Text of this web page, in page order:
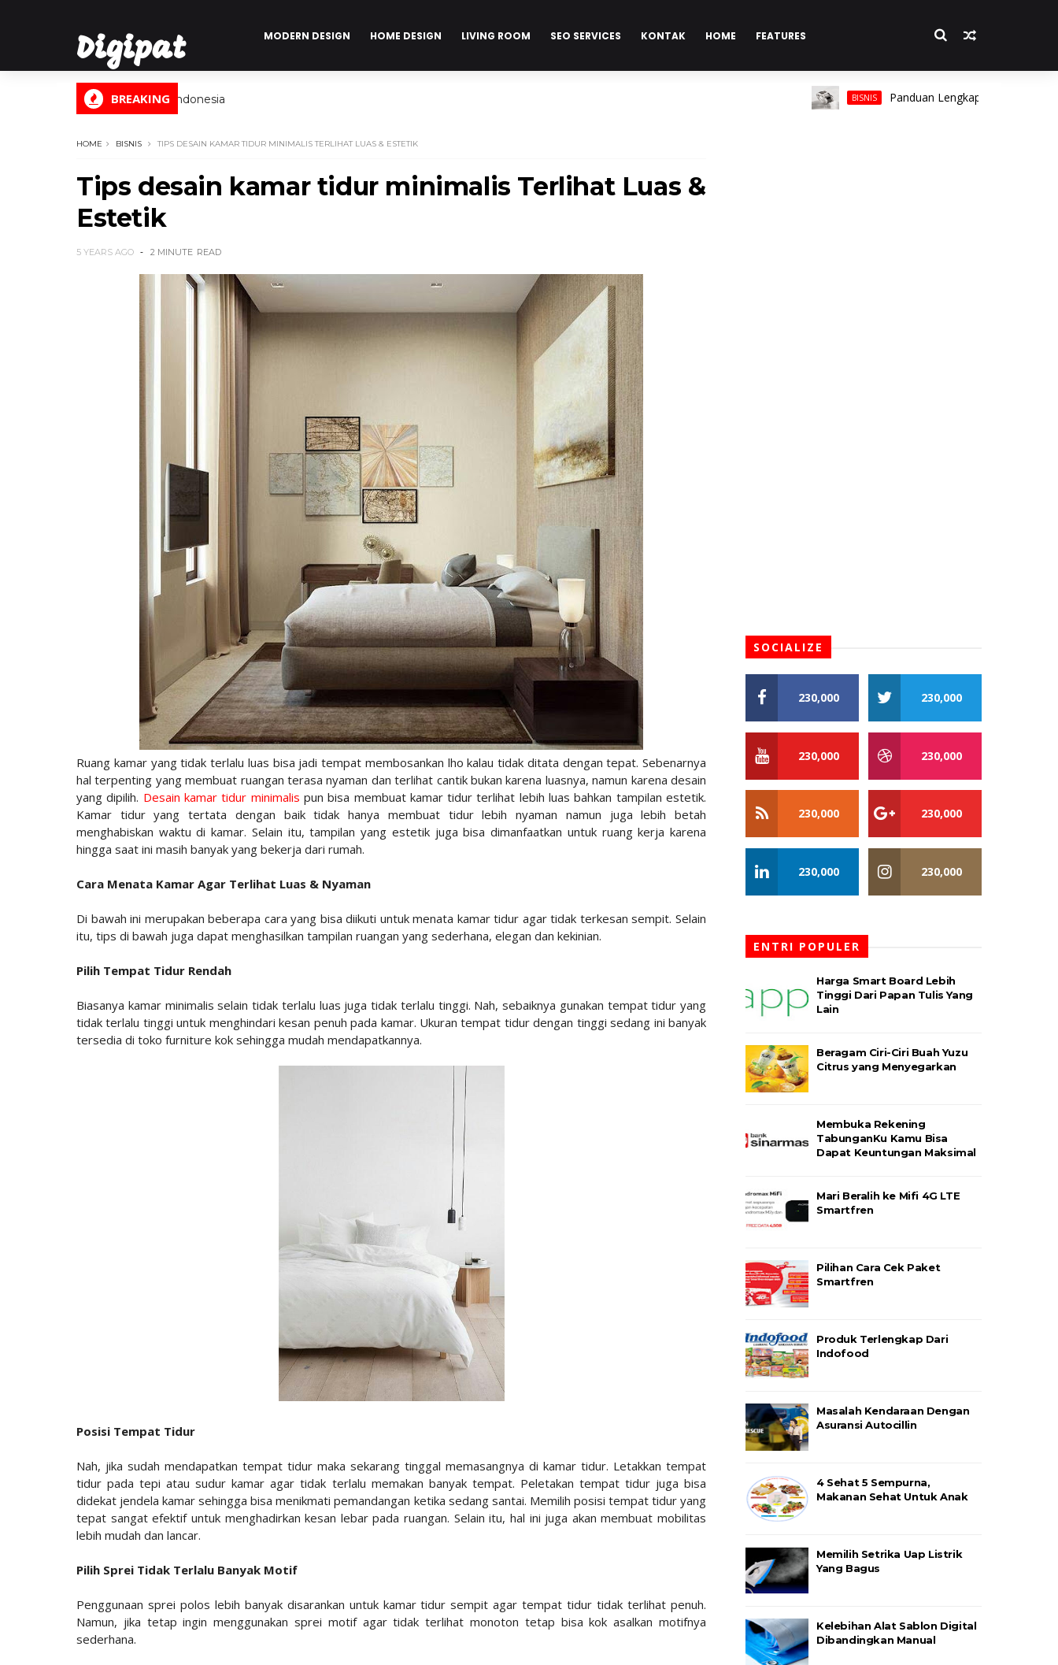
Digipat
Digital Informasi Indonesia
MODERN DESIGN HOME DESIGN LIVING ROOM SEO SERVICES KONTAK HOME FEATURES
BREAKING BISNIS Panduan Lengkap Memilih Cincin Pria
HOME BISNIS TIPS DESAIN KAMAR TIDUR MINIMALIS TERLIHAT LUAS & ESTETIK
Tips desain kamar tidur minimalis Terlihat Luas &
Estetik
5 YEARS AGO 2 MINUTE READ
Ruang kamar yang tidak terlalu luas bisa jadi tempat membosankan lho kalau tidak ditata dengan tepat. Sebenarnya
hal terpenting yang membuat ruangan terasa nyaman dan terlihat cantik bukan karena luasnya, namun karena desain
yang dipilih. Desain kamar tidur minimalis pun bisa membuat kamar tidur terlihat lebih luas bahkan tampilan estetik.
Kamar tidur yang tertata dengan baik tidak hanya membuat tidur lebih nyaman namun juga lebih betah
menghabiskan waktu di kamar. Selain itu, tampilan yang estetik juga bisa dimanfaatkan untuk ruang kerja karena
hingga saat ini masih banyak yang bekerja dari rumah.
Cara Menata Kamar Agar Terlihat Luas & Nyaman
Di bawah ini merupakan beberapa cara yang bisa diikuti untuk menata kamar tidur agar tidak terkesan sempit. Selain
itu, tips di bawah juga dapat menghasilkan tampilan ruangan yang sederhana, elegan dan kekinian.
Pilih Tempat Tidur Rendah
Biasanya kamar minimalis selain tidak terlalu luas juga tidak terlalu tinggi. Nah, sebaiknya gunakan tempat tidur yang
tidak terlalu tinggi untuk menghindari kesan penuh pada kamar. Ukuran tempat tidur dengan tinggi sedang ini banyak
tersedia di toko furniture kok sehingga mudah mendapatkannya.
Posisi Tempat Tidur
Nah, jika sudah mendapatkan tempat tidur maka sekarang tinggal memasangnya di kamar tidur. Letakkan tempat
tidur pada tepi atau sudur kamar agar tidak terlalu memakan banyak tempat. Peletakan tempat tidur juga bisa
didekat jendela kamar sehingga bisa menikmati pemandangan ketika sedang santai. Memilih posisi tempat tidur yang
tepat sangat efektif untuk menghadirkan kesan lebar pada ruangan. Selain itu, hal ini juga akan membuat mobilitas
lebih mudah dan lancar.
Pilih Sprei Tidak Terlalu Banyak Motif
Penggunaan sprei polos lebih banyak disarankan untuk kamar tidur sempit agar tempat tidur tidak terlihat penuh.
Namun, jika tetap ingin menggunakan sprei motif agar tidak terlihat monoton tetap bisa kok asalkan motifnya
sederhana.
SOCIALIZE
230,000 230,000
230,000 230,000
230,000 230,000
230,000 230,000
ENTRI POPULER
Harga Smart Board Lebih
Tinggi Dari Papan Tulis Yang
Lain
Beragam Ciri-Ciri Buah Yuzu
Citrus yang Menyegarkan
Membuka Rekening
TabunganKu Kamu Bisa
Dapat Keuntungan Maksimal
Mari Beralih ke Mifi 4G LTE
Smartfren
Pilihan Cara Cek Paket
Smartfren
Produk Terlengkap Dari
Indofood
Masalah Kendaraan Dengan
Asuransi Autocillin
4 Sehat 5 Sempurna,
Makanan Sehat Untuk Anak
Memilih Setrika Uap Listrik
Yang Bagus
Kelebihan Alat Sablon Digital
Dibandingkan Manual